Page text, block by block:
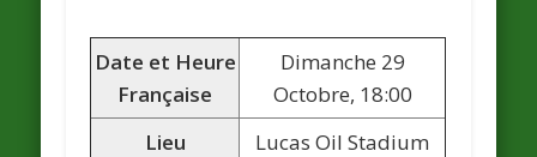
Date et Heure
Française
Dimanche 29
Octobre, 18:00
Lieu
Lucas Oil Stadium